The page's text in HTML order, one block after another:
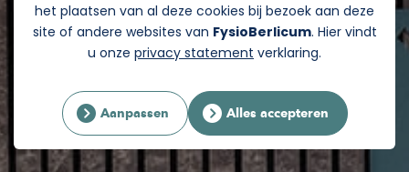
het plaatsen van al deze cookies bij bezoek aan deze
site of andere websites van FysioBerlicum. Hier vindt
u onze privacy statement verklaring.
Aanpassen Alles accepteren